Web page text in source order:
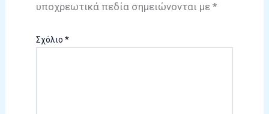
υποχρεωτικά πεδία σημειώνονται με*
Σχόλιο*